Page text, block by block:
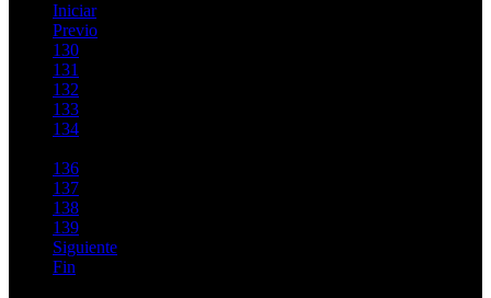
Iniciar
Previo
130
131
132
133
134
136
137
138
139
Siguiente
Fin